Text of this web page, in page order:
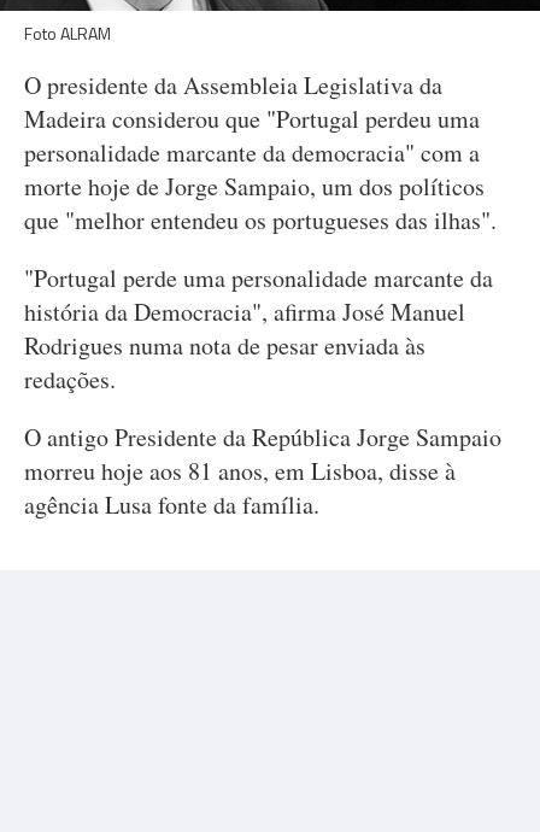
Foto ALRAM
O presidente da Assembleia Legislativa da
Madeira considerou que "Portugal perdeu uma
personalidade marcante da democracia" com a
morte hoje de Jorge Sampaio, um dos políticos
que "melhor entendeu os portugueses das ilhas".
"Portugal perde uma personalidade marcante da
história da Democracia", afirma José Manuel
Rodrigues numa nota de pesar enviada às
redações.
O antigo Presidente da República Jorge Sampaio
morreu hoje aos 81 anos, em Lisboa, disse à
agência Lusa fonte da família.